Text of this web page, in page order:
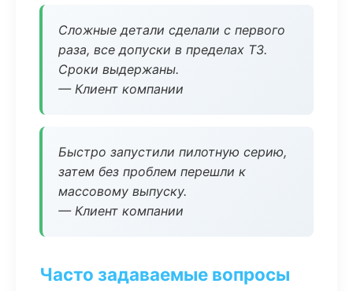
Сложные детали сделали с первого
раза, все допуски в пределах ТЗ.
Сроки выдержаны.
— Клиент компании
Быстро запустили пилотную серию,
затем без проблем перешли к
массовому выпуску.
— Клиент компании
Часто задаваемые вопросы